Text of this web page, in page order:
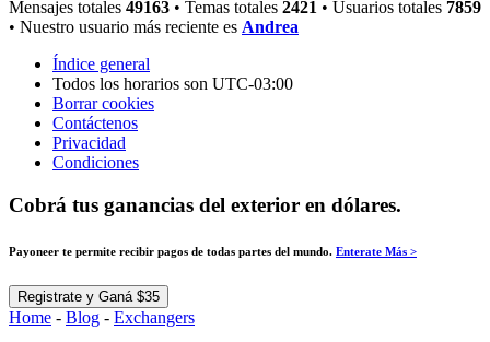
Mensajes totales 49163 • Temas totales 2421 • Usuarios totales 7859
• Nuestro usuario más reciente es Andrea
Índice general
Todos los horarios son UTC-03:00
Borrar cookies
Contáctenos
Privacidad
Condiciones
Cobrá tus ganancias del exterior en dólares.
Payoneer te permite recibir pagos de todas partes del mundo. Enterate Más >
Registrate y Ganá $35
Home - Blog - Exchangers